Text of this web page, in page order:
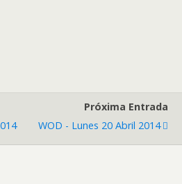
Próxima Entrada
WOD - Lunes 20 Abril 2014